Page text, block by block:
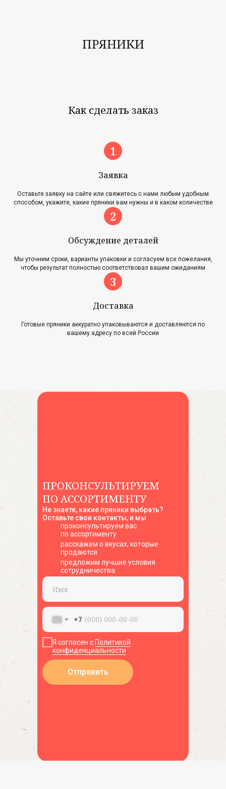
ПРЯНИКИ
Как сделать заказ
Заявка
Оставьте заявку на сайте или свяжитесь с нами любым удобным
способом, укажите, какие пряники вам нужны и в каком количестве
Обсуждение деталей
Мы уточним сроки, варианты упаковки и согласуем все пожелания,
чтобы результат полностью соответствовал вашим ожиданиям
Доставка
Готовые пряники аккуратно упаковываются и доставляются по
вашему адресу по всей России
ПРОКОНСУЛЬТИРУЕМ
ПО АССОРТИМЕНТУ
Не знаете, какие пряники выбрать?
Оставьте свои контакты, и мы
проконсультируем вас
по ассортименту
расскажем о вкусах, которые
продаются
предложим лучшие условия
сотрудничества
+7
Я согласен сПолитикой
конфиденциальности
Отправить
Акции
Блог
Новости
Контакты
Главная
Наша история
Способы оплаты
Контакты
г. Павловский Посад,
Политика конфиденциальности
Договор оферты
Пользовательское соглашение
© 2023 — 2026 ИП Козубова Наталья Юрьевна
ИНН 233701931939, ОГРНИП 322508100503572